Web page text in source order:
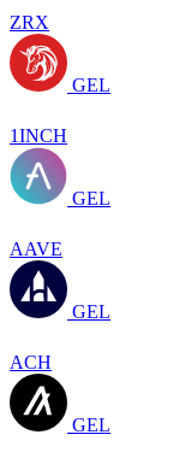
ZRX
GEL
1INCH
GEL
AAVE
GEL
ACH
GEL